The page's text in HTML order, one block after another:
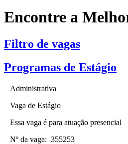
Encontre a
Filtro de vagas
Programas de Estágio
Administrativa
Vaga de Estágio
Essa vaga é para atuação presencial
Nº da vaga: 355253